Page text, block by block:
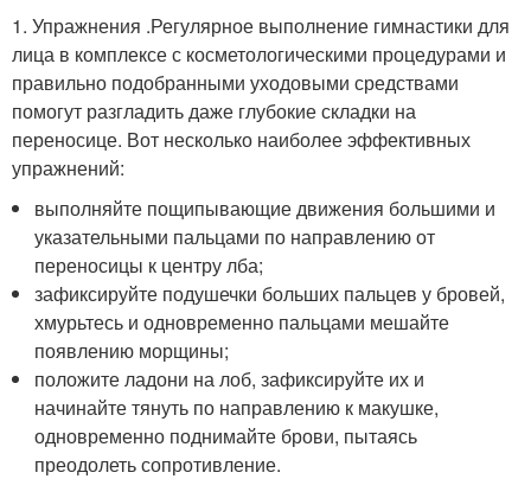
1. Упражнения .Регулярное выполнение гимнастики для
лица в комплексе с косметологическими процедурами и
правильно подобранными уходовыми средствами
помогут разгладить даже глубокие складки на
переносице. Вот несколько наиболее эффективных
упражнений:
выполняйте пощипывающие движения большими и
указательными пальцами по направлению от
переносицы к центру лба;
зафиксируйте подушечки больших пальцев у бровей,
хмурьтесь и одновременно пальцами мешайте
появлению морщины;
положите ладони на лоб, зафиксируйте их и
начинайте тянуть по направлению к макушке,
одновременно поднимайте брови, пытаясь
преодолеть сопротивление.